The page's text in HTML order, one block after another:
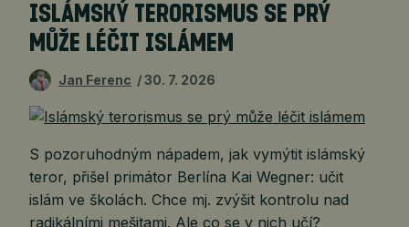
ISLÁMSKÝ TERORISMUS SE PRÝ
MŮŽE LÉČIT ISLÁMEM
Jan Ferenc 30. 7. 2026
S pozoruhodným nápadem, jak vymýtit islámský
teror, přišel primátor Berlína Kai Wegner: učit
islám ve školách. Chce mj. zvýšit kontrolu nad
radikálními mešitami. Ale co se v nich učí?